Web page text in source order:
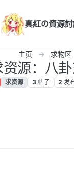
真紅の資源
主页 求物区
资源：八
求资源 3 帖子 2 发